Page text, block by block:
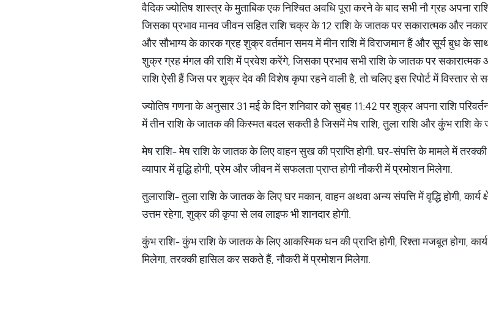
वैदिक ज्योतिष शास्त्र के मुताबिक एक निश्चित अवधि पूरा करने के बाद सभी नौ ग्रह अपना
जिसका प्रभाव मानव जीवन सहित राशि चक्र के 12 राशि के जातक पर सकारात्मक और
और सौभाग्य के कारक ग्रह शुक्र वर्तमान समय में मीन राशि में विराजमान हैं और सूर्य बुध के
शुक्र ग्रह मंगल की राशि में प्रवेश करेंगे, जिसका प्रभाव सभी राशि के जातक पर
राशि ऐसी हैं जिस पर शुक्र देव की विशेष कृपा रहने वाली है, तो चलिए इस रिपोर्ट में विस्तार से
ज्योतिष गणना के अनुसार 31 मई के दिन शनिवार को सुबह 11:42 पर शुक्र अपना राशि
में तीन राशि के जातक की किस्मत बदल सकती है जिसमें मेष राशि, तुला राशि और कुंभ राशि के
मेष राशि- मेष राशि के जातक के लिए वाहन सुख की प्राप्ति होगी. घर-संपत्ति के मामले में
व्यापार में वृद्धि होगी, प्रेम और जीवन में सफलता प्राप्त होगी नौकरी में प्रमोशन मिलेगा.
तुलाराशि- तुला राशि के जातक के लिए घर मकान, वाहन अथवा अन्य संपत्ति में वृद्धि होगी,
उत्तम रहेगा, शुक्र की कृपा से लव लाइफ भी शानदार होगी.
कुंभ राशि- कुंभ राशि के जातक के लिए आकस्मिक धन की प्राप्ति होगी, रिश्ता मजबूत होगा, कार्य
मिलेगा, तरक्की हासिल कर सकते हैं, नौकरी में प्रमोशन मिलेगा.